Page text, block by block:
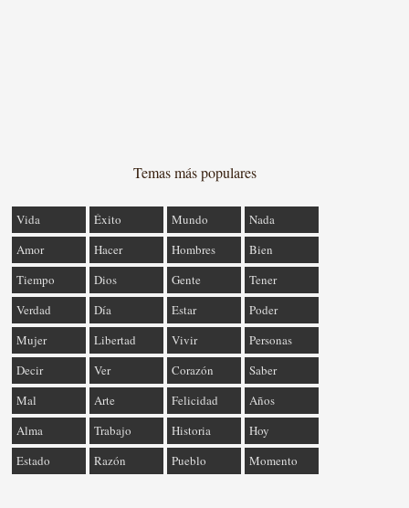
Temas más populares
Vida Éxito Mundo
Nada
Amor
Hacer Hombres
Bien
Tiempo
Dios Gente
Tener
Verdad
Día Estar
Poder
Mujer
Libertad Vivir
Personas
Decir
Ver Corazón
Saber
Mal
Arte Felicidad
Años
Alma
Trabajo Historia
Hoy
Estado
Razón Pueblo Momento